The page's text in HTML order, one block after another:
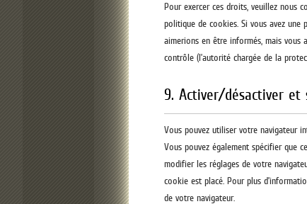
Pour exercer ces droits, veuillez nous
politique de cookies. Si vous avez
aimerions en être informés, mais vous
contrôle (l’autorité chargée de la
9. Activer/désactiver et
Vous pouvez utiliser votre navigateur
Vous pouvez également spécifier que
modifier les réglages de votre
cookie est placé. Pour plus
de votre navigateur.